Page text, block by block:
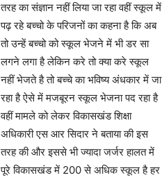
तरह का संज्ञान नहीं लिया जा रहा वहीं स्कूल में
पढ़ रहे बच्चो के परिजनों का कहना है कि अब
तो उन्हें बच्चो को स्कूल भेजने में भी डर सा
लगने लगा है लेकिन करे तो क्या करे स्कूल
नहीं भेजते है तो बच्चे का भविष्य अंधकार में जा
रहा है ऐसे में मजबूरन स्कूल भेजना पद रहा है
वहीं मामले को लेकर विकासखंड शिक्षा
अधिकारी एस आर सिदार ने बताया की इस
तरह की और इससे भी ज्यादा जर्जर हालत में
पूरे विकासखंड में 200 से अधिक स्कूल है हर